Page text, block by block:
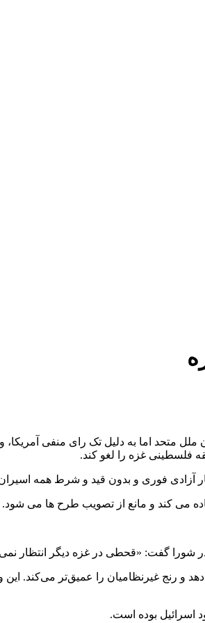
فلسطینی غزه را لغو کند.
می کند و مانع از تصویب طرح ها می شود.
شورا گفت: «قحطی در غزه دیگر انتظار
و رنج غیرنظامیان را عمیق‌تر می‌کند.
اسرائیل بوده است.